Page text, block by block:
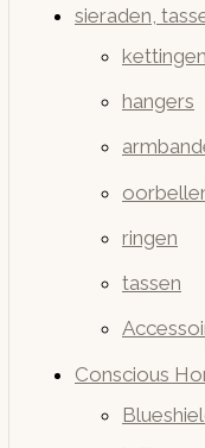
sieraden,
kettingen
hangers
ringen
tassen
Conscious